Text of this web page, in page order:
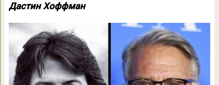
Дастин Хоффман